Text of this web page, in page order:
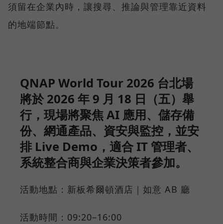
須留在企業內時，讓搜尋、推論與管理靠近資料
的地端節點。
QNAP World Tour 2026 台北場
將於 2026 年 9 月 18 日（五）舉
行，現場將聚焦 AI 應用、儲存備
份、網通產品、資安與監控，並安
排 Live Demo，適合 IT 管理者、
系統整合商與企業決策者參加。
活動地點：新板希爾頓酒店｜如意 AB 廳
活動時間：09:20–16:00